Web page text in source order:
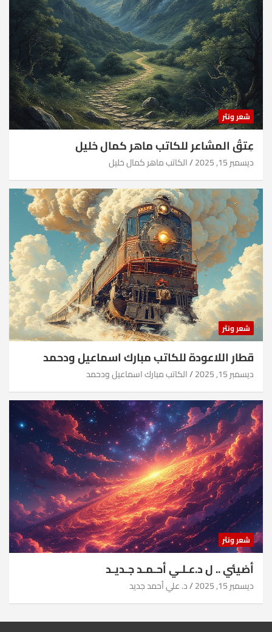
شعر ونثر
عِتقُ المشاعر للكاتب ماهر كمال خليل
ديسمبر 15, 2025 الكاتب ماهر كمال خليل
شعر ونثر
قطار اللاعودة للكاتب مبارك اسماعيل ودحمد
ديسمبر 15, 2025 الكاتب مبارك اسماعيل ودحمد
شعر ونثر
أضيئي .. ل د.عـلـي أحـمـد جـديـد
ديسمبر 15, 2025 د. علي أحمد جديد